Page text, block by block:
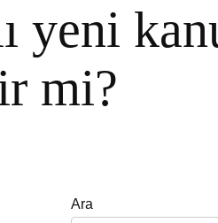
yeni
mi?
Ara